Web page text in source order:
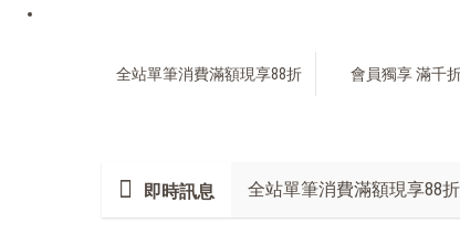
全站單筆消費滿額現享88折 會員獨享 滿千
即時訊息
全站單筆消費滿額現享88折
鍋寶商品安心保證❤️
大理石不沾鍋